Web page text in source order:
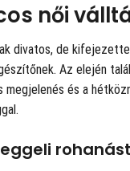
női
divatos, de
Az elején
és a